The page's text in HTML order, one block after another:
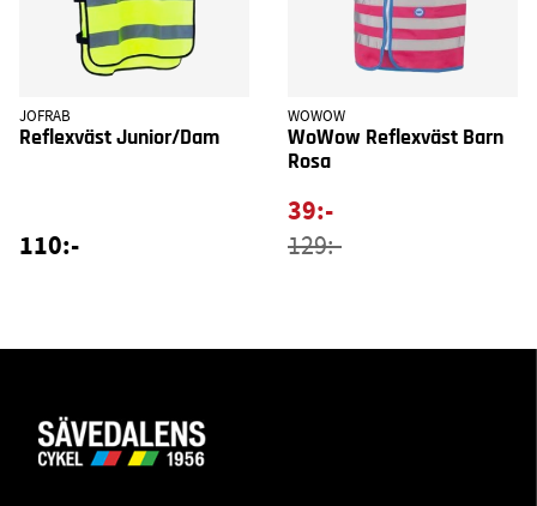
JOFRAB
Reflexväst Junior/Dam
110:-
WOWOW
WoWow Reflexväst Barn
Rosa
39:-
129:-